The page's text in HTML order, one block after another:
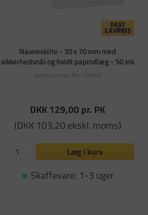
Navneskilte - 30 x 70 mm med
sikkerhedsnål og hvidt papindlæg - 50 stk
Varenummer: PA-700652
DKK 129,00pr. PK
(DKK 103,20 ekskl. moms)
Læg i kurv
Skaffevare: 1-3 uger